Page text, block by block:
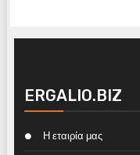
ERGALIO.BIZ
Η εταιρία μας